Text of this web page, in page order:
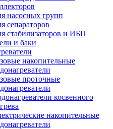
насосных групп
сепараторов
стабилизаторов и ИБП
и баки
накопительные
проточные
косвенного
накопительные